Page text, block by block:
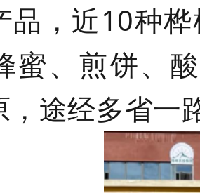
， 近10种
蜜、煎饼、
，途经多省一